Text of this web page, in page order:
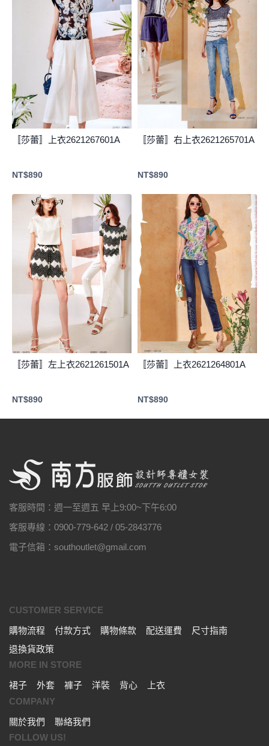
〚莎蕾〛上衣2621267601A
NT$890
〚莎蕾〛右上衣2621265701A
NT$890
〚莎蕾〛左上衣2621261501A
NT$890
〚莎蕾〛上衣2621264801A
NT$890
客服時間：週一至週五 早上9:00~下午6:00
客服專線：0900-779-642 / 05-2843776
電子信箱：southoutlet@gmail.com
CUSTOMER SERVICE
購物流程
付款方式 購物條款 配送運費
尺寸指南
退換貨政策
MORE IN STORE
裙子
外套 褲子 洋裝 背心
上衣
COMPANY
關於我們
聯絡我們
FOLLOW US!